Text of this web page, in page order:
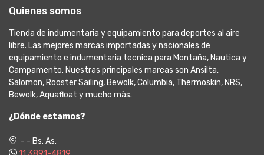
Quienes somos
Tienda de indumentaria y equipamiento para deportes al aire
libre. Las mejores marcas importadas y nacionales de
equipamiento e indumentaria tecnica para Montaña, Nautica y
Campamento. Nuestras principales marcas son Ansilta,
Salomon, Rooster Sailing, Bewolk, Columbia, Thermoskin, NRS,
Bewolk, Aquafloat y mucho màs.
¿Dónde estamos?
- - Bs. As.